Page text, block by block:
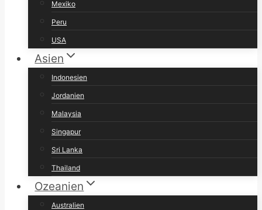
Mexiko
Peru
USA
Asien
Indonesien
Jordanien
Malaysia
Singapur
Sri Lanka
Thailand
Ozeanien
Australien